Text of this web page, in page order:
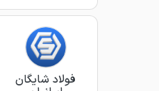
فولاد شایگان